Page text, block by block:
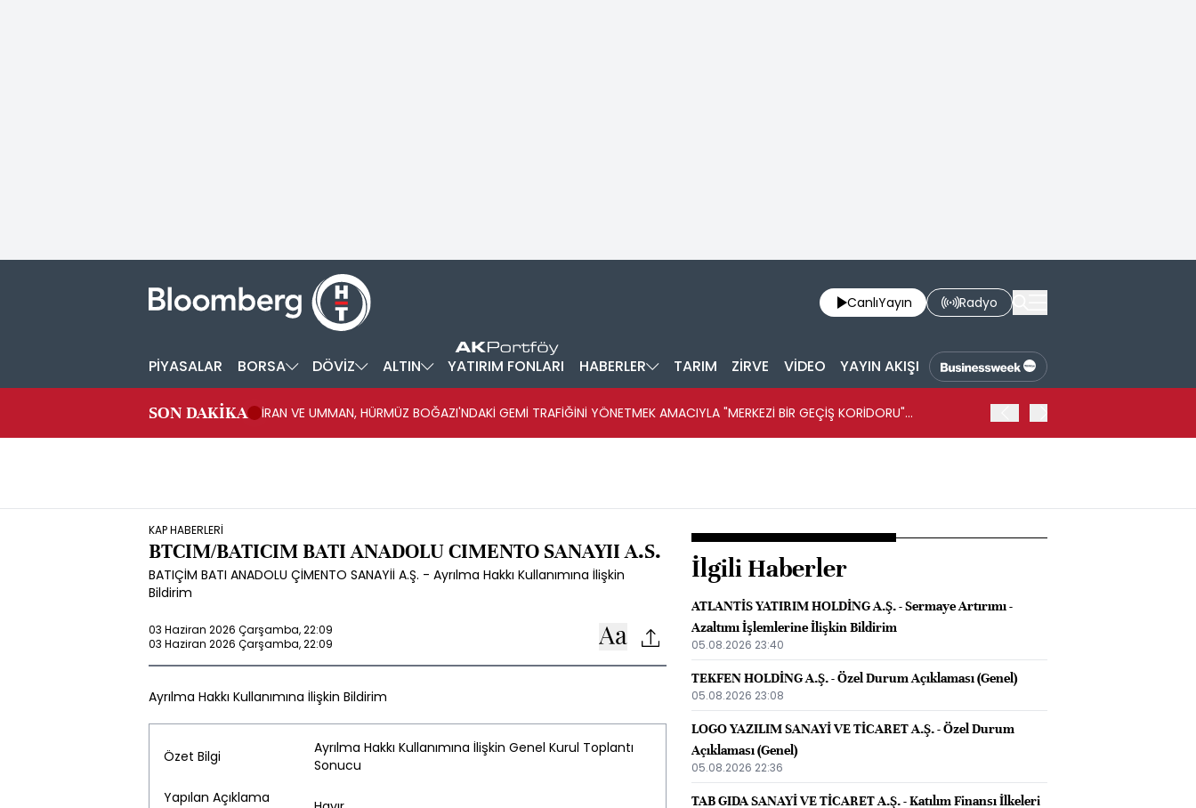
CanlıYayın Radyo
PİYASALAR BORSA DÖVİZ ALTIN YATIRIM FONLARI HABERLER TARIM ZİRVE VİDEO YAYIN AKIŞI
SON DAKİKA
İRAN VE UMMAN, HÜRMÜZ BOĞAZI'NDAKİ GEMİ TRAFİĞİNİ YÖNETMEK AMACIYLA "MERKEZİ BİR GEÇİŞ KORİDORU"
KAP HABERLERİ
BTCIM/BATICIM BATI ANADOLU CIMENTO SANAYII A.S.
BATIÇİM BATI ANADOLU ÇİMENTO SANAYİİ A.Ş. - Ayrılma Hakkı Kullanımına İlişkin
Bildirim
03 Haziran 2026 Çarşamba, 22:09
03 Haziran 2026 Çarşamba, 22:09
Ayrılma Hakkı Kullanımına İlişkin Bildirim
Özet Bilgi
Ayrılma Hakkı Kullanımına İlişkin Genel Kurul Toplantı
Sonucu
Yapılan Açıklama
İlgili Haberler
ATLANTİS YATIRIM HOLDİNG A.Ş. - Sermaye Artırımı -
Azaltımı İşlemlerine İlişkin Bildirim
05.08.2026 23:40
TEKFEN HOLDİNG A.Ş. - Özel Durum Açıklaması (Genel)
05.08.2026 23:08
LOGO YAZILIM SANAYİ VE TİCARET A.Ş. - Özel Durum
Açıklaması (Genel)
05.08.2026 22:36
TAB GIDA SANAYİ VE TİCARET A.Ş. - Katılım Finansı İlkeleri